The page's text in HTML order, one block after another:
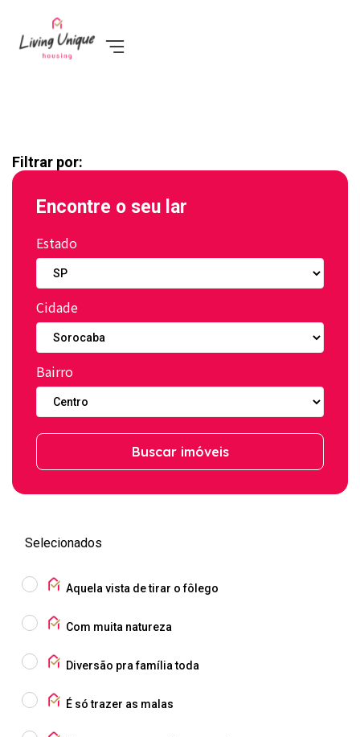
Filtrar por:
Encontre o seu lar
Estado
Cidade
Bairro
Buscar imóveis
Selecionados
Aquela vista de tirar o fôlego
Com muita natureza
Diversão pra família toda
É só trazer as malas